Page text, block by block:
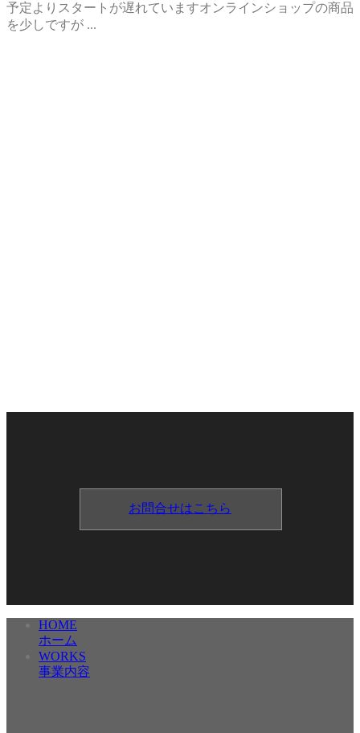
予定よりスタートが遅れていますオンラインショップの商品
を少しですが ...
お問合せはこちら
HOME
ホーム
WORKS
事業内容